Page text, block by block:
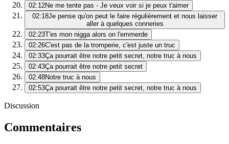
02:12Ne me tente pas - Je veux voir si je peux t'aimer
02:18Je pense qu'on peut le faire régulièrement et nous laisser
aller à quelques conneries
02:23T'es mon nigga alors on l'emmerde
02:26C'est pas de la tromperie, c'est juste un truc
02:33Ça pourrait être notre petit secret, notre truc à nous
02:43Ça pourrait être notre petit secret
02:48Notre truc à nous
02:53Ça pourrait être notre petit secret, notre truc à nous
Discussion
Commentaires